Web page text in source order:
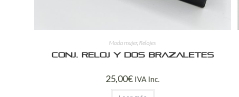
Moda mujer, Relojes
Conj. reloj y dos brazaletes
25,00€ IVA Inc.